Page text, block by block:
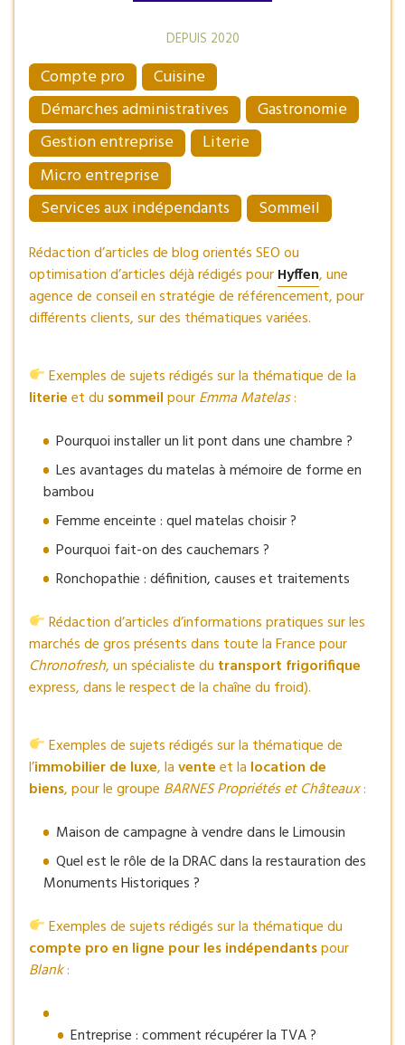
DEPUIS 2020
Compte pro
Cuisine
Démarches administratives
Gastronomie
Gestion entreprise
Literie
Micro entreprise
Services aux indépendants
Sommeil
Rédaction d’articles de blog orientés SEO ou
optimisation d’articles déjà rédigés pourHyffen, une
agence de conseil en stratégie de référencement, pour
différents clients, sur des thématiques variées.
Exemples de sujets rédigés sur la thématique de la
literieet du sommeilpourEmma Matelas:
Pourquoi installer un lit pont dans une chambre ?
Les avantages du matelas à mémoire de forme en
bambou
Femme enceinte : quel matelas choisir ?
Pourquoi fait-on des cauchemars ?
Ronchopathie : définition, causes et traitements
Rédaction d’articles d’informations pratiques sur les
marchés de gros présents dans toute la France pour
Chronofresh, un spécialiste du transport frigorifique
express, dans le respect de la chaîne du froid).
Exemples de sujets rédigés sur la thématique de
l’immobilier de luxe, laventeet la location de
biens, pour le groupe BARNES Propriétés et Châteaux:
Maison de campagne à vendre dans le Limousin
Quel est le rôle de la DRAC dans la restauration des
Monuments Historiques ?
Exemples de sujets rédigés sur la thématique du
compte pro en ligne pour les indépendantspour
Blank:
Entreprise : comment récupérer la TVA ?